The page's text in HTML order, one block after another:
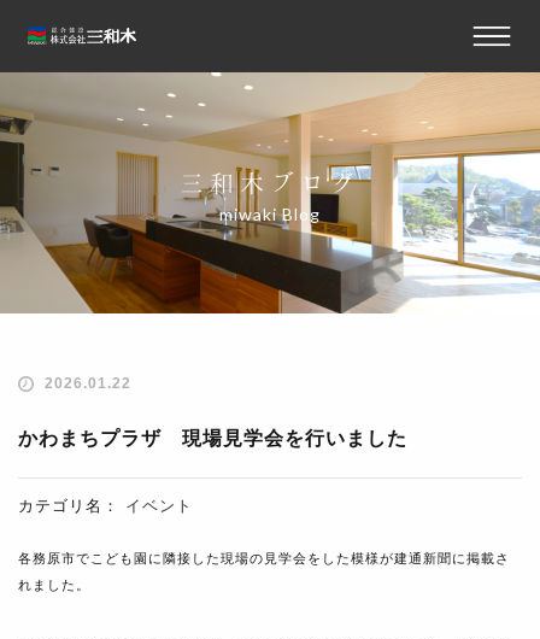
三和木ブログ
miwaki Blog
2026.01.22
かわまちプラザ 現場見学会を行いました
カテゴリ名： イベント
各務原市でこども園に隣接した現場の見学会をした模様が建通新聞に掲載さ
れました。